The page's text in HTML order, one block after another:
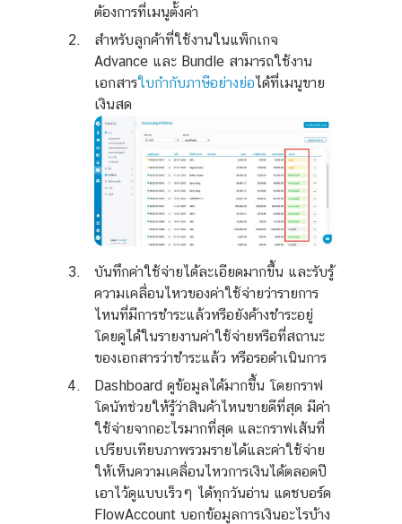
ต้องการที่เมนูตั้งค่า
สำหรับลูกค้าที่ใช้งานในแพ็กเกจ
Advance และ Bundle สามารถใช้งาน
เอกสารใบกำกับภาษีอย่างย่อได้ที่เมนูขาย
เงินสด
บันทึกค่าใช้จ่ายได้ละเอียดมากขึ้น และรับรู้
ความเคลื่อนไหวของค่าใช้จ่ายว่ารายการ
ไหนที่มีการชำระแล้วหรือยังค้างชำระอยู่
โดยดูได้ในรายงานค่าใช้จ่ายหรือที่สถานะ
ของเอกสารว่าชำระแล้ว หรือรอดำเนินการ
Dashboard ดูข้อมูลได้มากขึ้น โดยกราฟ
โดนัทช่วยให้รู้ว่าสินค้าไหนขายดีที่สุด มีค่า
ใช้จ่ายจากอะไรมากที่สุด และกราฟเส้นที่
เปรียบเทียบภาพรวมรายได้และค่าใช้จ่าย
ให้เห็นความเคลื่อนไหวการเงินได้ตลอดปี
เอาไว้ดูแบบเร็วๆ ได้ทุกวันอ่าน แดชบอร์ด
FlowAccount บอกข้อมูลการเงินอะไรบ้าง